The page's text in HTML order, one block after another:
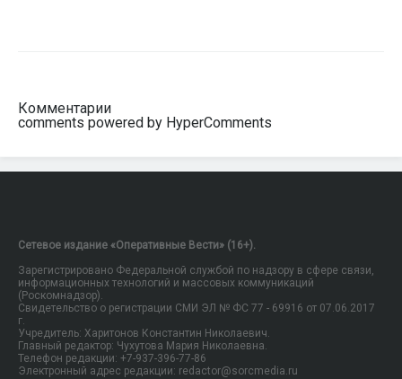
Комментарии
comments powered by HyperComments
Сетевое издание «Оперативные Вести» (16+).
Зарегистрировано Федеральной службой по надзору в сфере связи,
информационных технологий и массовых коммуникаций
(Роскомнадзор).
Свидетельство о регистрации СМИ ЭЛ № ФС 77 - 69916 от 07.06.2017
г.
Учредитель: Харитонов Константин Николаевич.
Главный редактор: Чухутова Мария Николаевна.
Телефон редакции: +7-937-396-77-86
Электронный адрес редакции: redactor@sorcmedia.ru